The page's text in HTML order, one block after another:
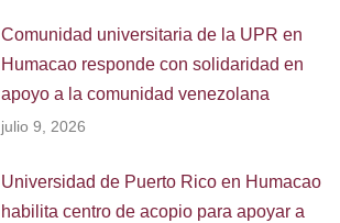
Comunidad universitaria de la UPR en
Humacao responde con solidaridad en
apoyo a la comunidad venezolana
julio 9, 2026
Universidad de Puerto Rico en Humacao
habilita centro de acopio para apoyar a